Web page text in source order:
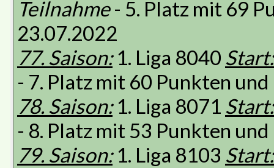
Teilnahme- 5. Platz mit 69
23.07.2022
77. Saison:1. Liga 8040 Start:
- 7. Platz mit 60 Punkten
78. Saison:1. Liga 8071 Start:
- 8. Platz mit 53 Punkten
79. Saison:1. Liga 8103 Start: